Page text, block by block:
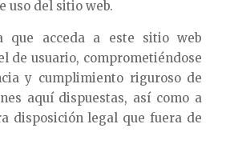
uso del sitio web.
que acceda a este sitio web
de usuario, comprometiéndose
y cumplimiento riguroso de
aquí dispuestas, así como a
disposición legal que fuera de